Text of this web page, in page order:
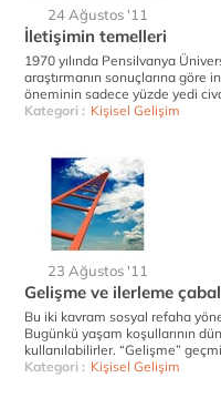
24 Ağustos '11
İletişimin temelleri
1970 yılında Pensilvanya
araştırmanın sonuçlarına göre
öneminin sadece yüzde yedi
Kategori : Kişisel Gelişim
23 Ağustos '11
Gelişme ve ilerleme
Bu iki kavram sosyal refaha
Bugünkü yaşam koşullarının
kullanılabilirler. “Gelişme”
Kategori : Kişisel Gelişim